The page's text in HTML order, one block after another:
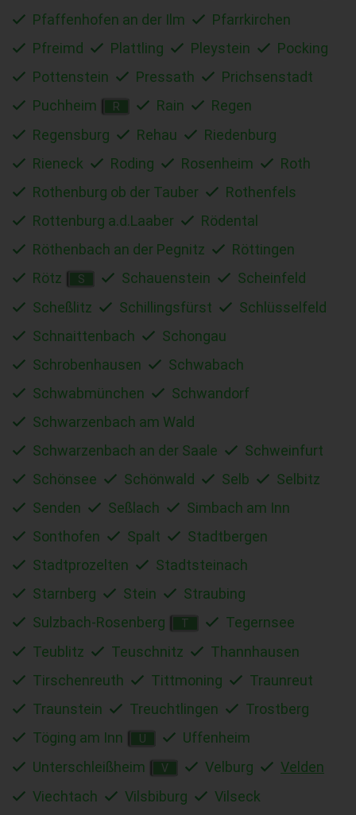
Pfaffenhofen an der Ilm
Pfarrkirchen
Pfreimd
Plattling Pleystein
Pocking
Pottenstein
Pressath
Prichsenstadt
Puchheim
R Rain
Regen
Regensburg
Rehau
Riedenburg
Rieneck
Roding Rosenheim
Roth
Rothenburg ob der Tauber
Rothenfels
Rottenburg a.d.Laaber
Rödental
Röthenbach an der Pegnitz
Röttingen
Rötz
S Schauenstein
Scheinfeld
Scheßlitz
Schillingsfürst
Schlüsselfeld
Schnaittenbach
Schongau
Schrobenhausen
Schwabach
Schwabmünchen
Schwandorf
Schwarzenbach am Wald
Schwarzenbach an der Saale
Schweinfurt
Schönsee
Schönwald Selb
Selbitz
Senden
Seßlach
Simbach am Inn
Sonthofen
Spalt
Stadtbergen
Stadtprozelten
Stadtsteinach
Starnberg
Stein
Straubing
Sulzbach-Rosenberg
T
Tegernsee
Teublitz
Teuschnitz
Thannhausen
Tirschenreuth
Tittmoning
Traunreut
Traunstein
Treuchtlingen
Trostberg
Töging am Inn
U
Uffenheim
Unterschleißheim
V Velburg
Velden
Viechtach
Vilsbiburg
Vilseck